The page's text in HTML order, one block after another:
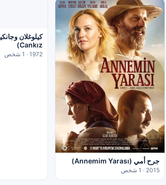
جرح أمي (Annemim Yarası)
2015 · 1 شخص
Cankız)
1972 · 1 شخص